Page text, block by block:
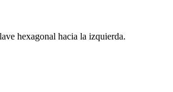
hexagonal hacia la izquierda.